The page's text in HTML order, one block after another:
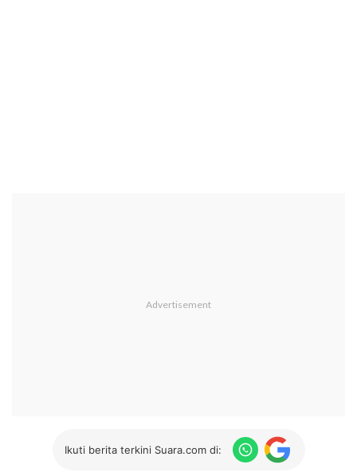
Ikuti berita terkini Suara.com di: